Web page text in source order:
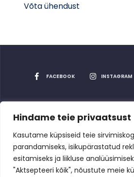
Hindame teie privaatsust
Kasutame küpsiseid teie
parandamiseks, isikupärastatud
esitamiseks ja liikluse
"Aktsepteeri kõik", nõustute meie
Võta ühendust
FACEBOOK INSTAGRAM
Rakvere